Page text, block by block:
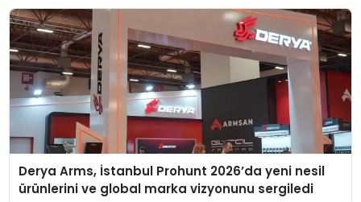
Derya Arms, İstanbul Prohunt 2026’da yeni nesil
ürünlerini ve global marka vizyonunu sergiledi